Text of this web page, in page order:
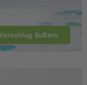
äußern